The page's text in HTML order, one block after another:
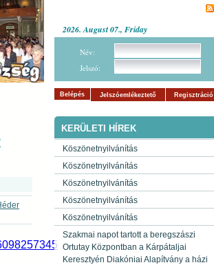
2026. August 07., Friday
Név:
Jelszó:
Belépés Jelszóemlékeztető Regisztráció
KERÜLETI HÍREK
Köszönetnyilvánítás
Köszönetnyilvánítás
Köszönetnyilvánítás
Köszönetnyilvánítás
Köszönetnyilvánítás
Szakmai napot tartott a beregszászi
Ortutay Központban a Kárpátaljai
Keresztyén Diakóniai Alapítvány a házi